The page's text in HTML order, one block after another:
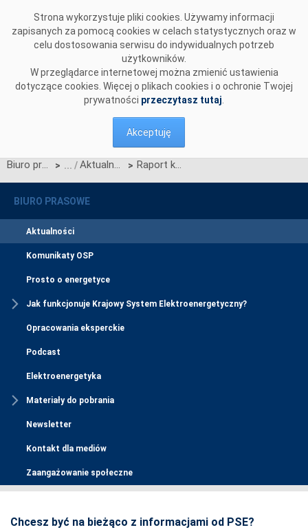
Strona wykorzystuje pliki cookies. Używamy informacji
zapisanych za pomocą cookies w celach statystycznych oraz w
celu dostosowania serwisu do indywidualnych potrzeb
użytkowników.
W przeglądarce internetowej można zmienić ustawienia
dotyczące cookies. Więcej o plikach cookies i o ochronie Twojej
prywatności przeczytasz tutaj
Akceptuję
Biuro prasowe > Aktualności > Raport końcowy UCTE z awarii systemowej w dniu 4 listopada 2006
BIURO PRASOWE
Aktualności
Komunikaty OSP
Prosto o energetyce
Jak funkcjonuje Krajowy System Elektroenergetyczny?
Opracowania eksperckie
Podcast
Elektroenergetyka
Materiały do pobrania
Newsletter
Kontakt dla mediów
Zaangażowanie społeczne
Chcesz być na bieżąco z informacjami od PSE?